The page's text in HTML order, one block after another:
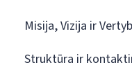
Misija, Vizija ir
Struktūra ir